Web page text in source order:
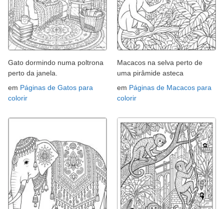
Gato dormindo numa poltrona
perto da janela.
em Páginas de Gatos para
colorir
Macacos na selva perto de
uma pirâmide asteca
em Páginas de Macacos para
colorir